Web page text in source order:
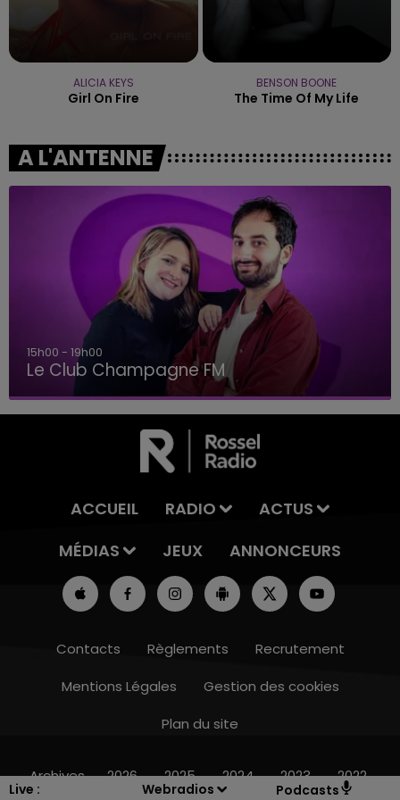
Live :
Webradios Podcasts
ALICIA KEYS
Girl On Fire
BENSON BOONE
The Time Of My Life
A L'ANTENNE
19h00 - 19h15
LA POP MACHINE - CHAMPAGNE FM
ACCUEIL RADIO
ACTUS
MÉDIAS
JEUX ANNONCEURS
Contacts Règlements
Recrutement
Mentions Légales
Gestion des cookies
Plan du site
Archives 2026 2025 2024 2023 2022